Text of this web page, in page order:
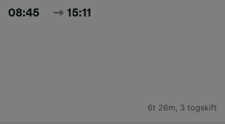
08:45 15:11
6t 26m, 3 togskift